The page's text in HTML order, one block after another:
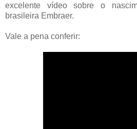
excelente vídeo sobre o
brasileira Embraer.
Vale a pena conferir: